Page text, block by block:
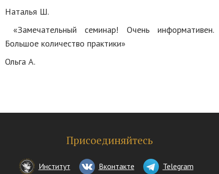
Наталья Ш.
«Замечательный семинар! Очень информативен.
Большое количество практики»
Ольга А.
Присоединяйтесь
Институт Вконтакте Telegram